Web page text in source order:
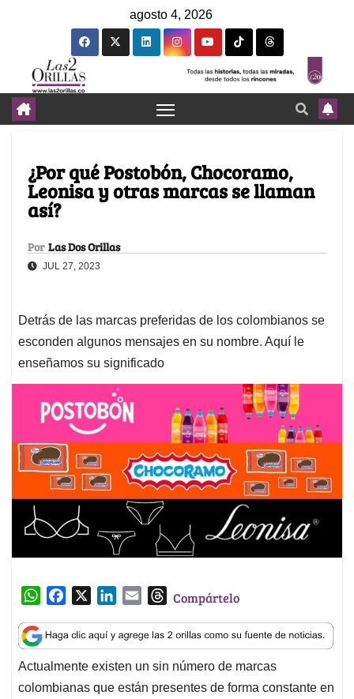
agosto 4, 2026
¿Por qué Postobón, Chocoramo,
Leonisa y otras marcas se llaman
así?
Por Las Dos Orillas
JUL 27, 2023
Detrás de las marcas preferidas de los colombianos se
esconden algunos mensajes en su nombre. Aquí le
enseñamos su significado
W
a
t
s
A
c
e
b
o
n
k
e
d
a
i
l
T
r
e
a
d
Compártelo
Actualmente existen un sin número de marcas
colombianas que están presentes de forma constante en